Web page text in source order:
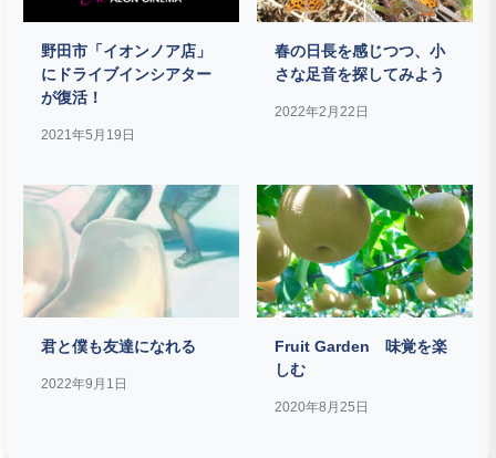
野田市「イオンノア店」
にドライブインシアター
が復活！
2021年5月19日
春の日長を感じつつ、小
さな足音を探してみよう
2022年2月22日
君と僕も友達になれる
2022年9月1日
Fruit Garden 味覚を楽
しむ
2020年8月25日